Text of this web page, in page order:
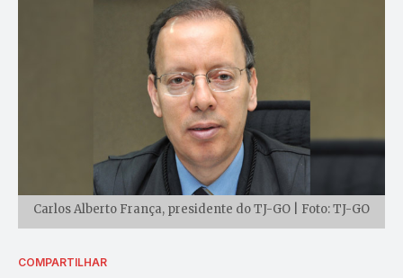
Carlos Alberto França, presidente do TJ-GO | Foto: TJ-GO
COMPARTILHAR